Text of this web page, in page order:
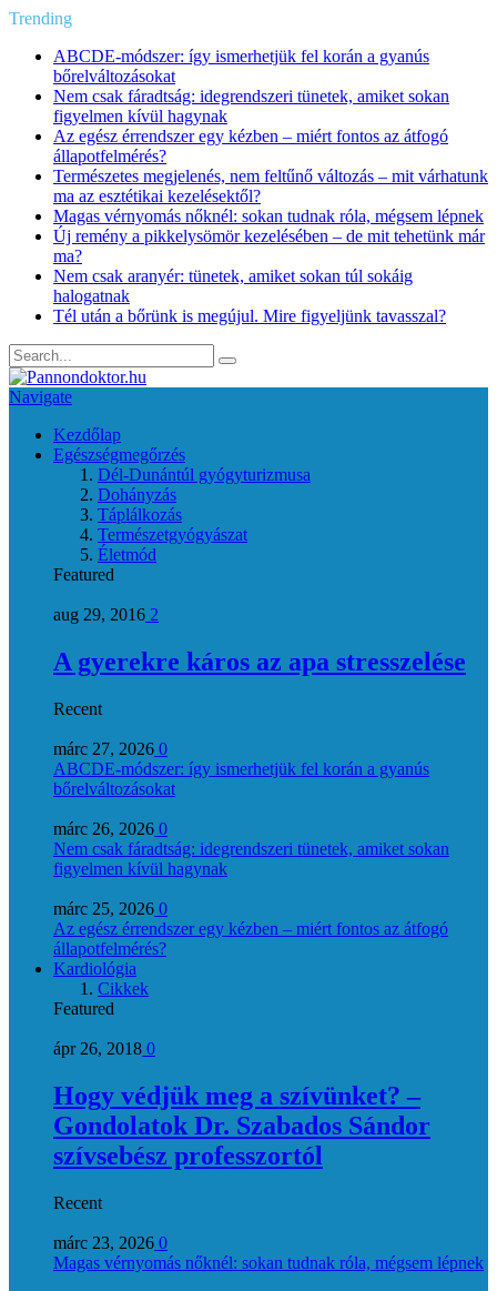
Trending
ABCDE‑módszer: így ismerhetjük fel korán a gyanús
bőrelváltozásokat
Nem csak fáradtság: idegrendszeri tünetek, amiket sokan
figyelmen kívül hagynak
Az egész érrendszer egy kézben – miért fontos az átfogó
állapotfelmérés?
Természetes megjelenés, nem feltűnő változás – mit várhatunk
ma az esztétikai kezelésektől?
Magas vérnyomás nőknél: sokan tudnak róla, mégsem lépnek
Új remény a pikkelysömör kezelésében – de mit tehetünk már
ma?
Nem csak aranyér: tünetek, amiket sokan túl sokáig
halogatnak
Tél után a bőrünk is megújul. Mire figyeljünk tavasszal?
Navigate
Kezdőlap
Egészségmegőrzés
Dél-Dunántúl gyógyturizmusa
Dohányzás
Táplálkozás
Természetgyógyászat
Életmód
Featured
aug 29, 2016 2
A gyerekre káros az apa stresszelése
Recent
márc 27, 2026 0
ABCDE‑módszer: így ismerhetjük fel korán a gyanús
bőrelváltozásokat
márc 26, 2026 0
Nem csak fáradtság: idegrendszeri tünetek, amiket sokan
figyelmen kívül hagynak
márc 25, 2026 0
Az egész érrendszer egy kézben – miért fontos az átfogó
állapotfelmérés?
Kardiológia
Cikkek
Featured
ápr 26, 2018 0
Hogy védjük meg a szívünket? –
Gondolatok Dr. Szabados Sándor
szívsebész professzortól
Recent
márc 23, 2026 0
Magas vérnyomás nőknél: sokan tudnak róla, mégsem lépnek